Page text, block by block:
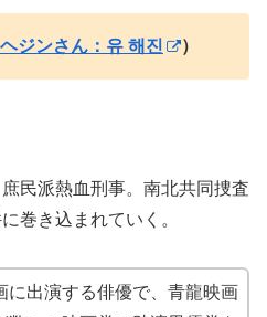
ジンさん：유 해진 ）
民派熱血刑事。南北共同捜査
巻き込まれていく。
に出演する俳優で、青龍映画